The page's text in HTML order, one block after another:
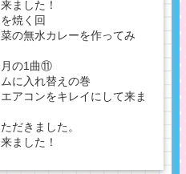
ました！
焼く回
の無水カレーを作ってみ
の1曲⑪
に入れ替えの巻
アコンをキレイにして来ま
だきました。
ました！